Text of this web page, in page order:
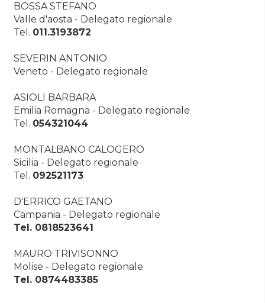
BOSSA STEFANO
Valle d'aosta - Delegato regionale
Tel. 011.3193872
SEVERIN ANTONIO
Veneto - Delegato regionale
ASIOLI BARBARA
Emilia Romagna - Delegato regionale
Tel. 054321044
MONTALBANO CALOGERO
Sicilia - Delegato regionale
Tel. 092521173
D'ERRICO GAETANO
Campania - Delegato regionale
Tel. 0818523641
MAURO TRIVISONNO
Molise - Delegato regionale
Tel. 0874483385